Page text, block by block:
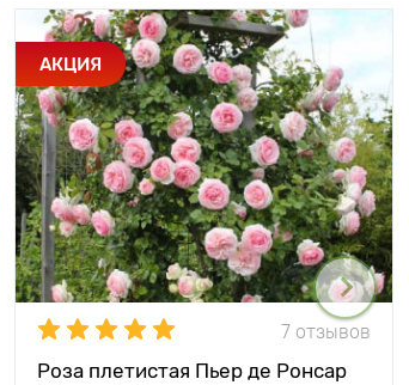
АКЦИЯ
7 отзывов
Роза плетистая Пьер де Ронсар